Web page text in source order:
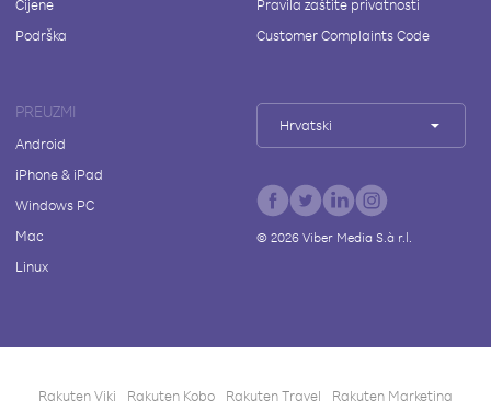
Cijene
Podrška
Pravila zaštite privatnosti
Customer Complaints Code
PREUZMI
Android
iPhone & iPad
Windows PC
Mac
Linux
Hrvatski
© 2026Viber Media S.à r.l.
Rakuten Viki Rakuten Kobo Rakuten Travel Rakuten Marketing